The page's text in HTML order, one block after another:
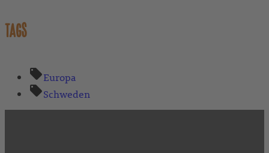
TAGS
Europa
Schweden